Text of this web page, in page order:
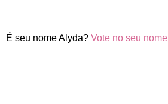
É seu nome Alyda? Vote no seu nome